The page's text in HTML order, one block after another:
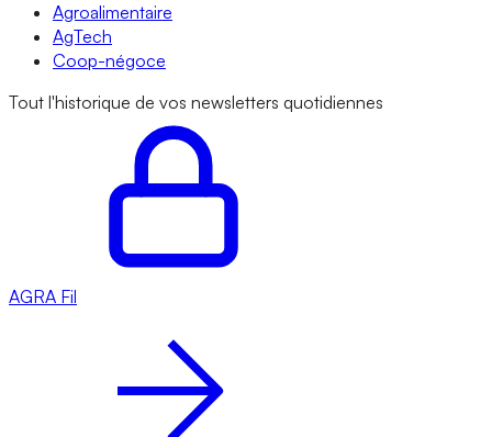
Agroalimentaire
AgTech
Coop-négoce
Tout l'historique de vos newsletters quotidiennes
AGRA Fil